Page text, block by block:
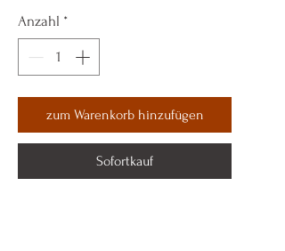
Anzahl *
zum Warenkorb hinzufügen
Sofortkauf